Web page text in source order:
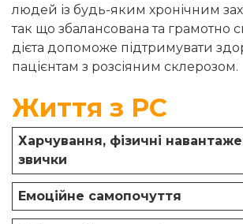
людей із будь-яким хронічним
так що збалансована та грамотно
дієта допоможе підтримувати
пацієнтам з розсіяним склерозом.
Життя з РС
Харчування, фізичні
звички
Емоційне самопочуття